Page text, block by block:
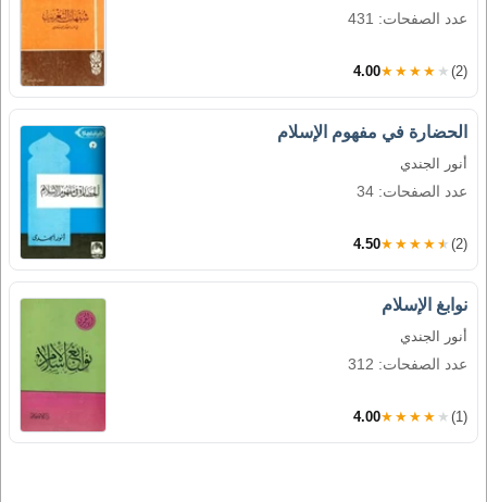
عدد الصفحات: 431
4.00★★★★★ (2)
الحضارة في مفهوم الإسلام
أنور الجندي
عدد الصفحات: 34
4.50★★★★★ (2)
نوابغ الإسلام
أنور الجندي
عدد الصفحات: 312
4.00★★★★★ (1)